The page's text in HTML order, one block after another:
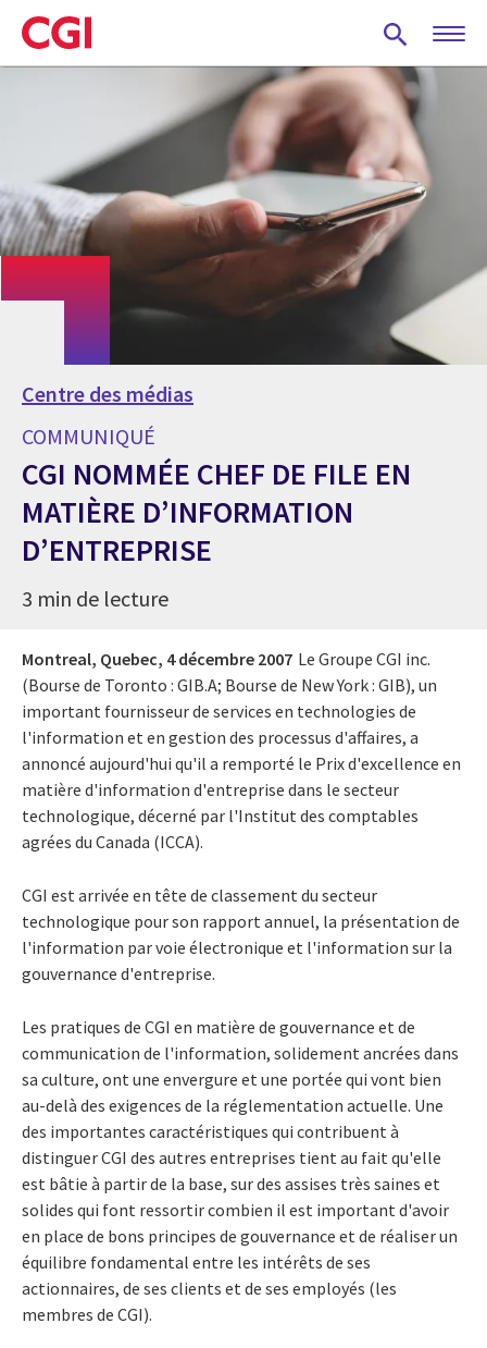
Skip
to
main
Centre des médias
COMMUNIQUÉ
CGI NOMMÉE CHEF DE FILE EN
MATIÈRE D’INFORMATION
D’ENTREPRISE
3 min de lecture
Montreal, Quebec, 4 décembre 2007 Le Groupe CGI inc.
(Bourse de Toronto : GIB.A; Bourse de New York : GIB), un
important fournisseur de services en technologies de
l'information et en gestion des processus d'affaires, a
annoncé aujourd'hui qu'il a remporté le Prix d'excellence en
matière d'information d'entreprise dans le secteur
technologique, décerné par l'Institut des comptables
agrées du Canada (ICCA).
CGI est arrivée en tête de classement du secteur
technologique pour son rapport annuel, la présentation de
l'information par voie électronique et l'information sur la
gouvernance d'entreprise.
Les pratiques de CGI en matière de gouvernance et de
communication de l'information, solidement ancrées dans
sa culture, ont une envergure et une portée qui vont bien
au-delà des exigences de la réglementation actuelle. Une
des importantes caractéristiques qui contribuent à
distinguer CGI des autres entreprises tient au fait qu'elle
est bâtie à partir de la base, sur des assises très saines et
solides qui font ressortir combien il est important d'avoir
en place de bons principes de gouvernance et de réaliser un
équilibre fondamental entre les intérêts de ses
actionnaires, de ses clients et de ses employés (les
membres de CGI).